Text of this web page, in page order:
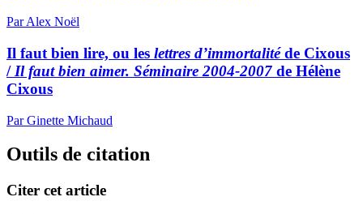
Par Alex Noël
Il faut bien lire, ou les lettres d’immortalitéde Cixous
/ Il faut bien aimer. Séminaire 2004-2007 de Hélène
Cixous
Par Ginette Michaud
Outils de citation
Citer cet article